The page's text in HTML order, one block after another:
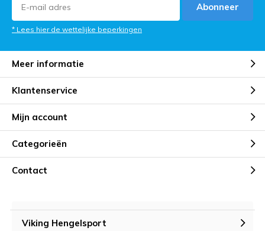
Abonneer
* Lees hier de wettelijke beperkingen
Meer informatie
Klantenservice
Mijn account
Categorieën
Contact
Viking Hengelsport